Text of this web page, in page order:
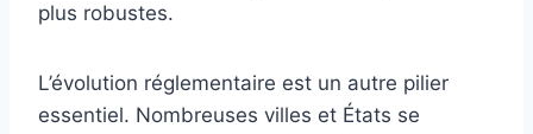
plus robustes.
L’évolution réglementaire est un autre pilier
essentiel. Nombreuses villes et États se